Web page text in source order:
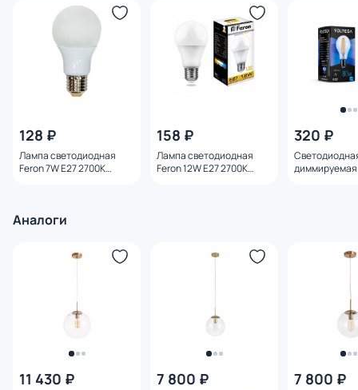
128 ₽
Лампа светодиодная
Feron 7W E27 2700K
158 ₽
Лампа светодиодная
Feron 12W E27 2700K
320 ₽
Аналоги
11 430 ₽ 7 800 ₽ 7 800 ₽